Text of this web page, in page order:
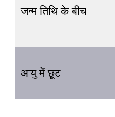
जन्म तिथि के बीच
आयु में छूट